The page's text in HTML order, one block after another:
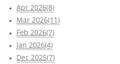
Apr 2026(8)
Mar 2026(11)
Feb 2026(7)
Jan 2026(4)
Dec 2025(7)